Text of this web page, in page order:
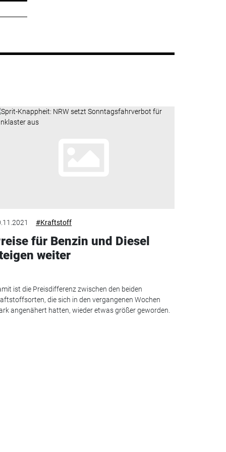
#Kraftstoff
für Benzin und Diesel
weiter
ist die Preisdifferenz zwischen den beiden
die sich in den vergangenen Wochen
angenähert hatten, wieder etwas größer geworden.